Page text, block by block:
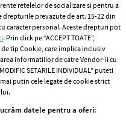
retelelor de socializare si pentru a
prevazute de art. 15-22 din
caracter personal. Aceste drepturi pot
. Prin click pe “ACCEPT TOATE”,
tip Cookie, care implica inclusiv
informatiilor de catre Vendor-ii cu
SETARILE INDIVIDUAL” puteti
putin cele legate de cookie strict
datele pentru a oferi: